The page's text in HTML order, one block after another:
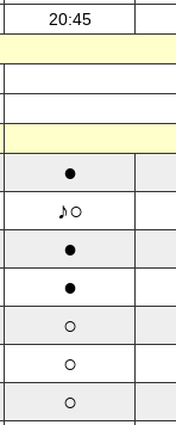
20:45
●
♪○
●
●
○
○
○